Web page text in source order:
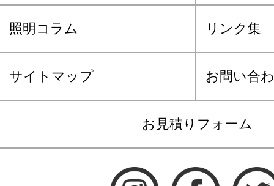
照明コラム リンク集
サイトマップ お問い合
お見積りフォーム